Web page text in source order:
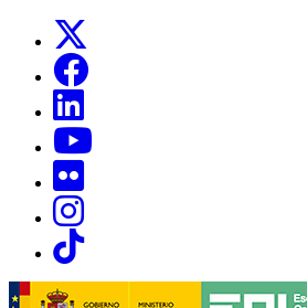
Links, Opens in this window
Links, Opens in this window
Links, Opens in this window
Links, Opens in this window
Links, Opens in this window